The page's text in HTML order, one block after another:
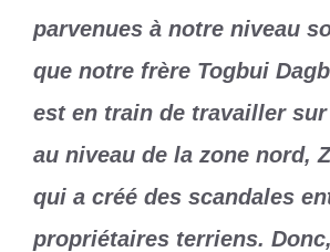
parvenues à notre niveau
que notre frère Togbui
est en train de travailler
au niveau de la zone nord,
qui a créé des scandales
propriétaires terriens.